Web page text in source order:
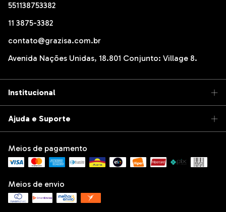
551138753382
11 3875-3382
contato@grazisa.com.br
Avenida Nações Unidas, 18.801 Conjunto: Village 8.
Institucional
Ajuda e Suporte
Meios de pagamento
Meios de envio